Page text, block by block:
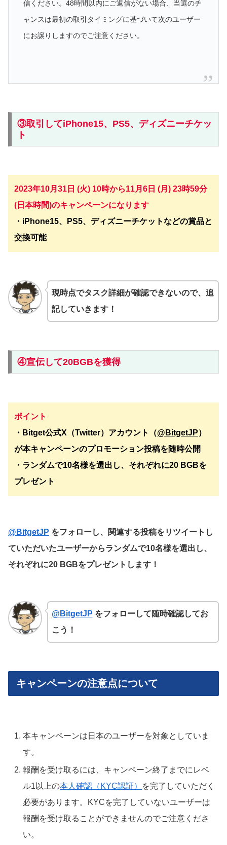
信ください。48時間以内にご返信がない場合、当選のチ
ャンスは最初の取引タイミングに基づいて次のユーザー
にお譲りしますのでご注意ください。
③取引してiPhone15、PS5、ディズニーチケッ
ト
2023年10月31日 (火) 10時から11月6日 (月) 23時59分
(日本時間)のキャンペーンになります
・iPhone15、PS5、ディズニーチケットなどの賞品と
交換可能
現時点でタスク詳細が確認できないので、追
記していきます！
④宣伝して20BGBを獲得
ポイント
・Bitget公式X（Twitter）アカウント（@BitgetJP）
が本キャンペーンのプロモーション投稿を随時公開
・ランダムで10名様を選出し、それぞれに20 BGBを
プレゼント
@BitgetJP をフォローし、関連する投稿をリツイートし
ていただいたユーザーからランダムで10名様を選出し、
それぞれに20 BGBをプレゼントします！
@BitgetJP をフォローして随時確認してお
こう！
キャンペーンの注意点について
本キャンペーンは日本のユーザーを対象としていま
す。
報酬を受け取るには、キャンペーン終了までにレベ
ル1以上の本人確認（KYC認証）
を完了していただく
必要があります。KYCを完了していないユーザーは
報酬を受け取ることができませんのでご注意くださ
い。